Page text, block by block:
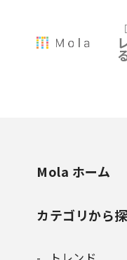
Mola ホーム
カテゴリから